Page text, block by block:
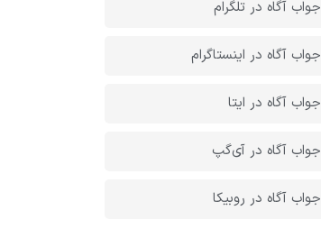
جواب آگاه در تلگرام
جواب آگاه در اینستاگرام
جواب آگاه در ایتا
جواب آگاه در آی‌گپ
جواب آگاه در روبیکا